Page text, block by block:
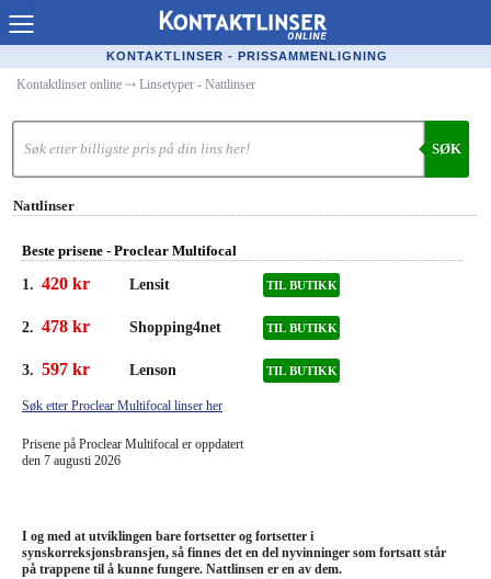
Kontaktlinser Online
Kjøpe linser på nett
Linseforhandlere
Synsfeil
Optiker
Solbriller
KONTAKTLINSER - PRISSAMMENLIGNING
Kontaktlinser online ⤏ Linsetyper - Nattlinser
SØK
Nattlinser
Beste prisene - Proclear Multifocal
1. 420 kr Lensit TIL BUTIKK
2. 478 kr Shopping4net TIL BUTIKK
3. 597 kr Lenson TIL BUTIKK
Søk etter Proclear Multifocal linser her
Prisene på Proclear Multifocal er oppdatert
den 7 augusti 2026
I og med at utviklingen bare fortsetter og fortsetter i
synskorreksjonsbransjen, så finnes det en del nyvinninger som fortsatt står
på trappene til å kunne fungere. Nattlinsen er en av dem.